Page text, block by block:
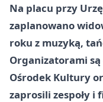
Na placu przy
zaplanowano
roku z muzyką,
Organizatorami są
Ośrodek Kultury
zaprosili zespoły